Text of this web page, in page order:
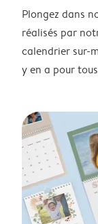
Plongez dans
réalisés par
calendrier sur-
y en a pour